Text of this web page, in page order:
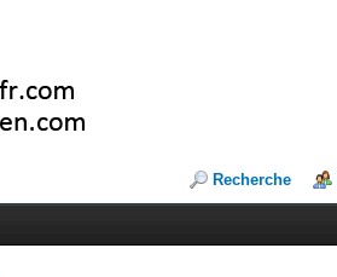
Recherche